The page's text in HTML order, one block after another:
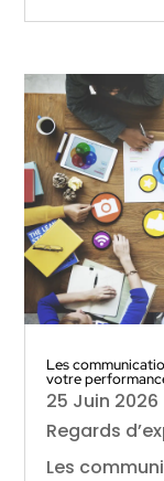
Les
votre
25 Juin 2026
Regards
Les